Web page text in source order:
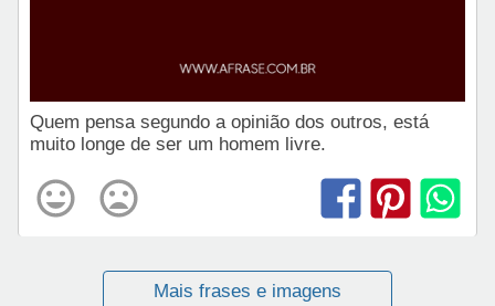
Quem pensa segundo a opinião dos outros, está
muito longe de ser um homem livre.
Mais frases e imagens